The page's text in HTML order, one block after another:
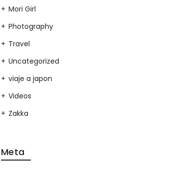
Mori Girl
Photography
Travel
Uncategorized
viaje a japon
Videos
Zakka
Meta